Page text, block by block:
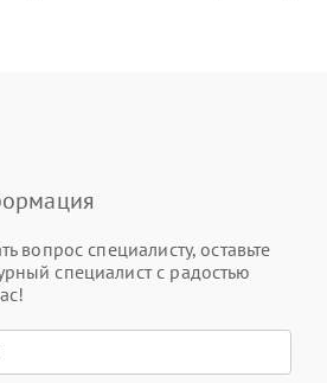
вопрос специалисту, оставьте
специалист с радостью